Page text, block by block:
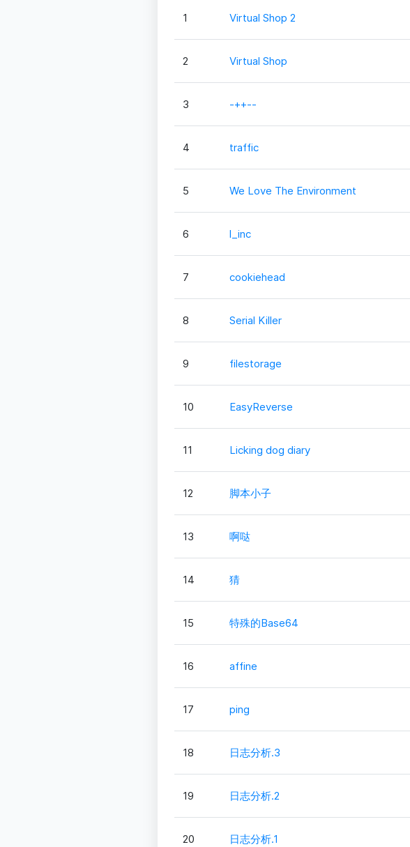
1 Virtual Shop 2
2 Virtual Shop
3 -++--
4 traffic
5 We Love The Environment
6 l_inc
7 cookiehead
8 Serial Killer
9 filestorage
10 EasyReverse
11 Licking dog diary
12 脚本小子
13 啊哒
14 猜
15 特殊的Base64
16 affine
17 ping
18 日志分析.3
19 日志分析.2
20 日志分析.1